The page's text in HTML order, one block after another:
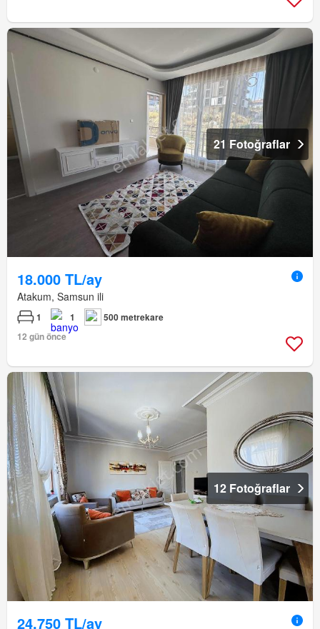
21 Fotoğraflar
18.000 TL/ay
Atakum, Samsun ili
1 1
500 metrekare
12 gün önce
12 Fotoğraflar
24.750 TL/ay